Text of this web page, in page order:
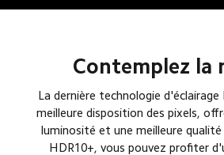
Contemplez la
La dernière technologie d'éclairage
meilleure disposition des pixels,
luminosité et une meilleure qualité
HDR10+, vous pouvez profiter